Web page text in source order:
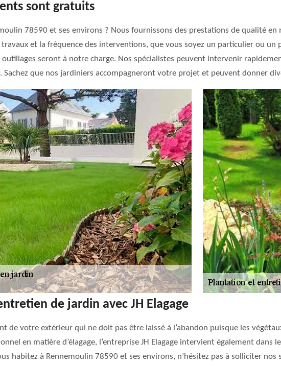
sont gratuits
78590 et ses environs ? Nous fournissons des prestations de qualité
travaux et la fréquence des interventions, que vous soyez un particulier ou
outillages seront à notre charge. Nos spécialistes peuvent intervenir
que nos jardiniers accompagneront votre projet et peuvent donner
de jardin avec JH Elagage
de votre extérieur qui ne doit pas être laissé à l’abandon puisque les
en matière d’élagage, l’entreprise JH Elagage intervient également
habitez à Rennemoulin 78590 et ses environs, n’hésitez pas à solliciter